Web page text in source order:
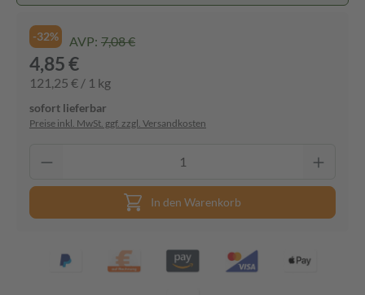
-32% AVP: 7,08 €
4,85 €
121,25 € / 1 kg
sofort lieferbar
Preise inkl. MwSt. ggf. zzgl. Versandkosten
In den Warenkorb